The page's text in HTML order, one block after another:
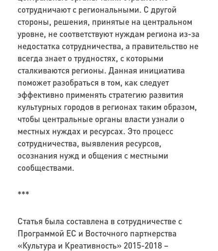
сотрудничают с региональными. С другой
стороны, решения, принятые на центральном
уровне, не соответствуют нуждам региона из-за
недостатка сотрудничества, а правительство не
всегда знает о трудностях, с которыми
сталкиваются регионы. Данная инициатива
поможет разобраться в том, как следует
эффективно применять стратегию развития
культурных городов в регионах таким образом,
чтобы центральные органы власти узнали о
местных нуждах и ресурсах. Это процесс
сотрудничества, выявления ресурсов,
осознания нужд и общения с местными
сообществами.
***
Статья была составлена в сотрудничестве с
Программой ЕС и Восточного партнерства
«Культура и Креативность» 2015-2018 –